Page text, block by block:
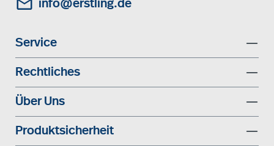
info@erstling.de
Service
Rechtliches
Über Uns
Produktsicherheit